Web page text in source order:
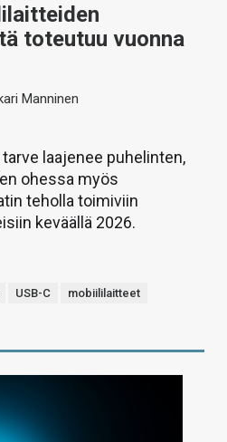
toteutuu vuonna
Manninen
laajenee puhelinten,
ohessa myös
teholla toimiviin
keväällä 2026.
USB-C
mobiililaitteet